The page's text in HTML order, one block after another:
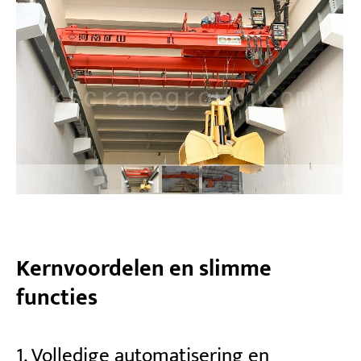
Projecten
Bloggen
Toepassingen
Contacteer ons
Kernvoordelen en slimme
functies